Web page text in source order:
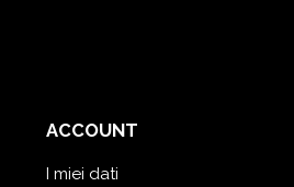
ACCOUNT
I miei dati